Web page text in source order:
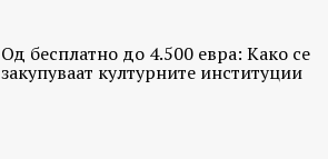
Од бесплатно до 4.500 евра: Како се
закупуваат културните институции